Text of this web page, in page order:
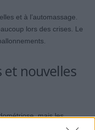
et à l’automassage.
lors des crises. Le
et nouvelles
mais les
la pilule, pensant ne pas